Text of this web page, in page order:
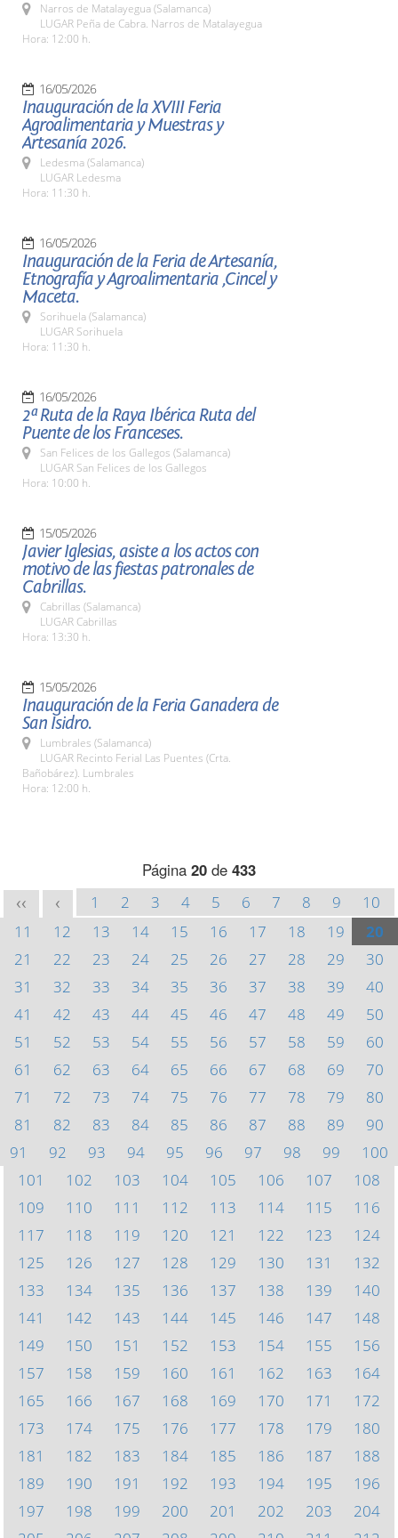
Narros de Matalayegua (Salamanca)
LUGAR Peña de Cabra. Narros de Matalayegua
Hora: 12:00 h.
16/05/2026
Inauguración de la XVIII Feria
Agroalimentaria y Muestras y
Artesanía 2026.
Ledesma (Salamanca)
LUGAR Ledesma
Hora: 11:30 h.
16/05/2026
Inauguración de la Feria de Artesanía,
Etnografía y Agroalimentaria ,Cincel y
Maceta.
Sorihuela (Salamanca)
LUGAR Sorihuela
Hora: 11:30 h.
16/05/2026
2ª Ruta de la Raya Ibérica Ruta del
Puente de los Franceses.
San Felices de los Gallegos (Salamanca)
LUGAR San Felices de los Gallegos
Hora: 10:00 h.
15/05/2026
Javier Iglesias, asiste a los actos con
motivo de las fiestas patronales de
Cabrillas.
Cabrillas (Salamanca)
LUGAR Cabrillas
Hora: 13:30 h.
15/05/2026
Inauguración de la Feria Ganadera de
San Isidro.
Lumbrales (Salamanca)
LUGAR Recinto Ferial Las Puentes (Crta.
Bañobárez). Lumbrales
Hora: 12:00 h.
Página 20 de 433
<< < 1 2 3 4 5 6 7 8 9
10
11
12 13 14 15 16 17 18 19
20
21
22 23 24 25 26 27 28 29
30
31
32 33 34 35 36 37 38 39
40
41
42 43 44 45 46 47 48 49
50
51
52 53 54 55 56 57 58 59
60
61
62 63 64 65 66 67 68 69
70
71
72 73 74 75 76 77 78 79
80
81
82 83 84 85 86 87 88 89
90
91
92 93 94 95 96 97 98 99
100
101
102 103 104 105 106 107
108
109
110 111 112 113 114 115
116
117
118 119 120 121 122 123
124
125
126 127 128 129 130 131
132
133
134 135 136 137 138 139
140
141
142 143 144 145 146 147
148
149
150 151 152 153 154 155
156
157
158 159 160 161 162 163
164
165
166 167 168 169 170 171
172
173
174 175 176 177 178 179
180
181
182 183 184 185 186 187
188
189
190 191 192 193 194 195
196
197
198 199 200 201 202 203
204